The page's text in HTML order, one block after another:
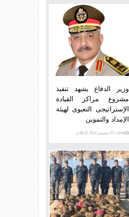
وزير الدفاع يشهد تنفيذ
مشروع مراكز القيادة
الإستراتيجى التعبوى لهيئة
الإمداد والتموين
الثلاثاء، 03 ديسمبر 2024 08:22 م